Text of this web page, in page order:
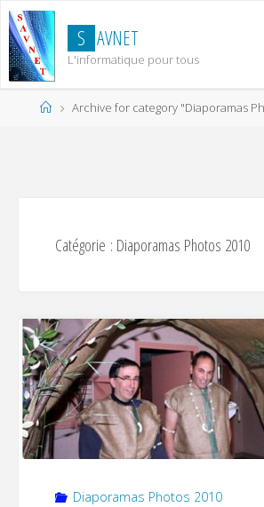
Skip
to
content
S AVNET
L'informatique pour tous
HomeArchive for category "Diaporamas
Catégorie : Diaporamas Photos 2010
Diaporamas Photos 2010